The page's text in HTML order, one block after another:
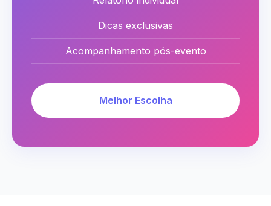
Dicas exclusivas
Acompanhamento pós-evento
Melhor Escolha